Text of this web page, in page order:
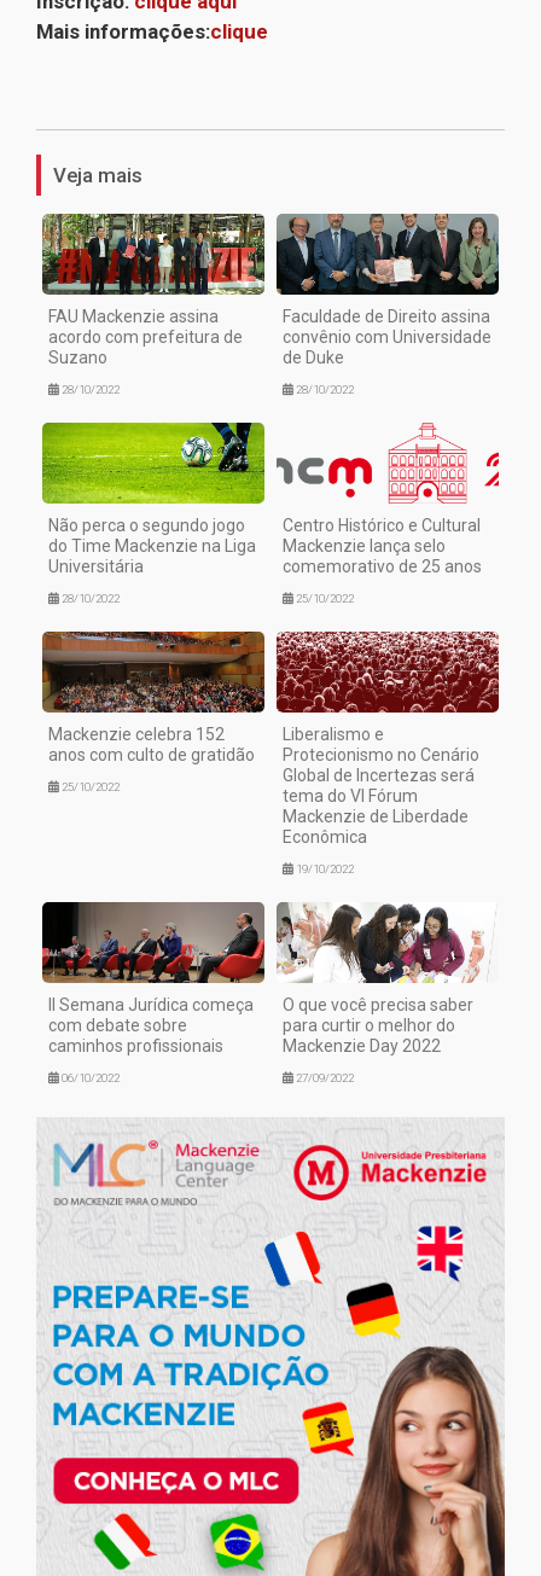
Mais informações:clique
Veja mais
FAU Mackenzie assina
acordo com prefeitura de
Suzano
28/10/2022
Faculdade de Direito assina
convênio com Universidade
de Duke
28/10/2022
Não perca o segundo jogo
do Time Mackenzie na Liga
Universitária
28/10/2022
Centro Histórico e Cultural
Mackenzie lança selo
comemorativo de 25 anos
25/10/2022
Mackenzie celebra 152
anos com culto de gratidão
25/10/2022
Liberalismo e
Protecionismo no Cenário
Global de Incertezas será
tema do VI Fórum
Mackenzie de Liberdade
Econômica
19/10/2022
II Semana Jurídica começa
com debate sobre
caminhos profissionais
06/10/2022
O que você precisa saber
para curtir o melhor do
Mackenzie Day 2022
27/09/2022